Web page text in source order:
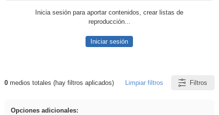
Inicia sesión para aportar contenidos, crear listas de
reproducción...
Iniciar sesión
Resultados de: flecha
0medios totales (hay filtros aplicados) Limpiar filtros Filtros
Opciones adicionales: